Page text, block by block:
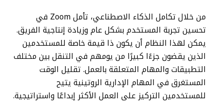
من خلال تكامل الذكاء الاصطناعي، تأمل Zoom في
تحسين تجربة المستخدم بشكل عام وزيادة إنتاجية الفريق.
يمكن لهذا النظام أن يكون ذا قيمة خاصة للمستخدمين
الذين يقضون جزءًا كبيرًا من يومهم في التنقل بين مختلف
التطبيقات والمهام المتعلقة بالعمل. تقليل الوقت
المستغرق في المهام الإدارية الروتينية يتيح
للمستخدمين التركيز على العمل الأكثر إبداعًا واستراتيجية.